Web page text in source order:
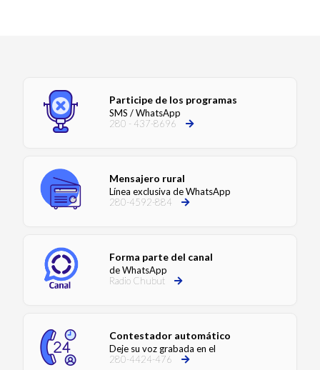
Participe de los programas
SMS / WhatsApp
280 - 437-8696
Mensajero rural
Línea exclusiva de WhatsApp
280-4592-884
Forma parte del canal
de WhatsApp
Radio Chubut
Contestador automático
Deje su voz grabada en el
280-4424-476